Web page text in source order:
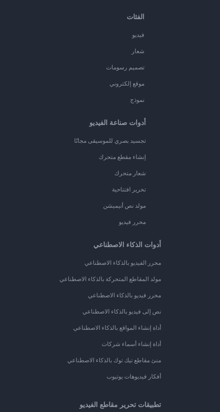
الفئات
فيديو
شعار
تصميم رسومات
موقع إلكتروني
نموذج
أدوات صناعة الفيديو
تجسيد بصري للموسيقى مجانًا
إنشاء مقطع متحرك
شعار متحرك
تحرير افتتاحية
مولد نص أنيميشن
محرر فيديو
أدوات الذكاء الاصطناعي
محرر الفيديو بالذكاء الاصطناعي
مولد المقاطع المتحركة بالذكاء الاصطناعي
محرر فيديو بالذكاء الاصطناعي
نص إلى فيديو بالذكاء الاصطناعي
أداة إنشاء المواقع بالذكاء الاصطناعي
أداة إنشاء أسماء شركات
منئ مقاطع تيك توك بالذكاء الاصطناعي
أفكار فيديوهات يوتيوب
تطبيقات تحرير مقاطع الفيديو